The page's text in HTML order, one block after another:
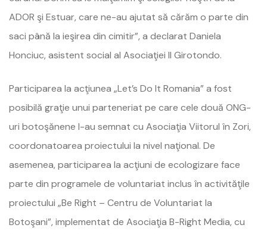
ADOR şi Estuar, care ne-au ajutat să cărăm o parte din
saci până la ieşirea din cimitir”, a declarat Daniela
Honciuc, asistent social al Asociaţiei Il Girotondo.
Participarea la acţiunea „Let’s Do It Romania” a fost
posibilă graţie unui parteneriat pe care cele două ONG-
uri botoşănene l-au semnat cu Asociaţia Viitorul în Zori,
coordonatoarea proiectului la nivel naţional. De
asemenea, participarea la acţiuni de ecologizare face
parte din programele de voluntariat inclus în activităţile
proiectului „Be Right – Centru de Voluntariat la
Botoşani”, implementat de Asociaţia B-Right Media, cu